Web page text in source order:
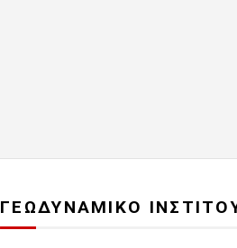
ΓΕΩΔΥΝΑΜΙΚΟ